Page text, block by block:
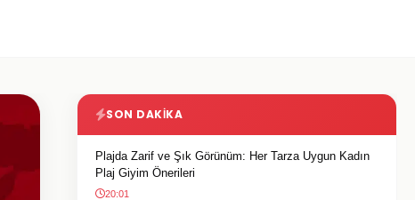
SON DAKIKA
Plajda Zarif ve Şık Görünüm: Her Tarza Uygun Kadın
Plaj Giyim Önerileri
20:01